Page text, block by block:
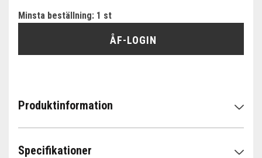
Minsta beställning: 1 st
ÅF-LOGIN
Produktinformation
Specifikationer